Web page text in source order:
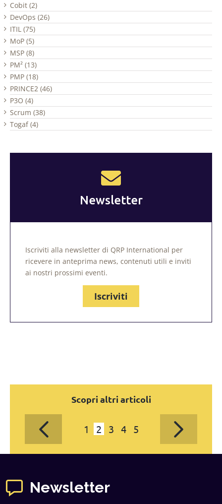
Cobit (2)
DevOps (26)
ITIL (75)
MoP (5)
MSP (8)
PM² (13)
PMP (18)
PRINCE2 (46)
P3O (4)
Scrum (38)
Togaf (4)
Newsletter
Iscriviti alla newsletter di QRP International per
ricevere in anteprima news, contenuti utili e inviti
ai nostri prossimi eventi.
Iscriviti
Scopri altri articoli
1 2 3 4 5
Newsletter